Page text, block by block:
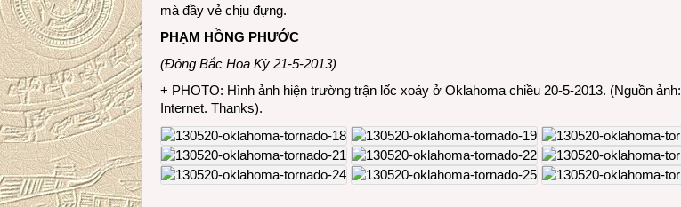
mà đầy vẻ chịu đựng.
PHẠM HỒNG PHƯỚC
(Đông Bắc Hoa Kỳ 21-5-2013)
+ PHOTO: Hình ảnh hiện trường trận lốc xoáy ở Oklahoma chiều 20-5-2013. (Nguồn ảnh:
Internet. Thanks).